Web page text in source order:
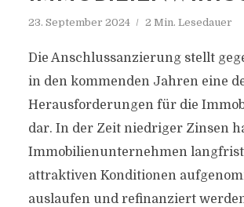
23. September 2024 2 Min. Lesedauer
Die Anschlussanzierung stellt
in den kommenden Jahren eine
Herausforderungen für die
dar. In der Zeit niedriger Zinsen
Immobilienunternehmen
attraktiven Konditionen
auslaufen und refinanziert